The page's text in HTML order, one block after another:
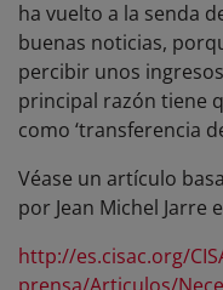
ha vuelto a la senda
buenas noticias,
percibir unos
principal razón tiene
como ‘transferencia
Véase un artículo
por Jean Michel Jarre
http://es.cisac.org/